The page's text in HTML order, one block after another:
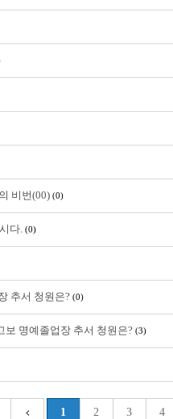
비번(00) (0)
다. (0)
추서 청원은? (0)
보 명예졸업장 추서 청원은? (3)
1 2 3 4